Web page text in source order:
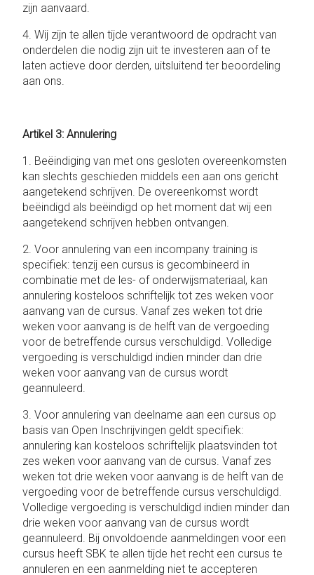
zijn aanvaard.
4. Wij zijn te allen tijde verantwoord de opdracht van
onderdelen die nodig zijn uit te investeren aan of te
laten actieve door derden, uitsluitend ter beoordeling
aan ons.
Artikel 3: Annulering
1. Beëindiging van met ons gesloten overeenkomsten
kan slechts geschieden middels een aan ons gericht
aangetekend schrijven. De overeenkomst wordt
beëindigd als beëindigd op het moment dat wij een
aangetekend schrijven hebben ontvangen.
2. Voor annulering van een incompany training is
specifiek: tenzij een cursus is gecombineerd in
combinatie met de les- of onderwijsmateriaal, kan
annulering kosteloos schriftelijk tot zes weken voor
aanvang van de cursus. Vanaf zes weken tot drie
weken voor aanvang is de helft van de vergoeding
voor de betreffende cursus verschuldigd. Volledige
vergoeding is verschuldigd indien minder dan drie
weken voor aanvang van de cursus wordt
geannuleerd.
3. Voor annulering van deelname aan een cursus op
basis van Open Inschrijvingen geldt specifiek:
annulering kan kosteloos schriftelijk plaatsvinden tot
zes weken voor aanvang van de cursus. Vanaf zes
weken tot drie weken voor aanvang is de helft van de
vergoeding voor de betreffende cursus verschuldigd.
Volledige vergoeding is verschuldigd indien minder dan
drie weken voor aanvang van de cursus wordt
geannuleerd. Bij onvoldoende aanmeldingen voor een
cursus heeft SBK te allen tijde het recht een cursus te
annuleren en een aanmelding niet te accepteren